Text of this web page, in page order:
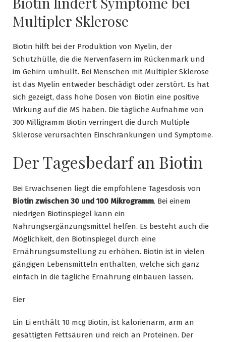
Multipler Sklerose
Biotin hilft bei der Produktion von Myelin, der
Schutzhülle, die die Nervenfasern im Rückenmark und
im Gehirn umhüllt. Bei Menschen mit Multipler Sklerose
ist das Myelin entweder beschädigt oder zerstört. Es hat
sich gezeigt, dass hohe Dosen von Biotin eine positive
Wirkung auf die MS haben. Die tägliche Aufnahme von
300 Milligramm Biotin verringert die durch Multiple
Sklerose verursachten Einschränkungen und Symptome.
Der Tagesbedarf an Biotin
Bei Erwachsenen liegt die empfohlene Tagesdosis von
Biotin zwischen 30 und 100 Mikrogramm. Bei einem
niedrigen Biotinspiegel kann ein
Nahrungsergänzungsmittel helfen. Es besteht auch die
Möglichkeit, den Biotinspiegel durch eine
Ernährungsumstellung zu erhöhen. Biotin ist in vielen
gängigen Lebensmitteln enthalten, welche sich ganz
einfach in die tägliche Ernährung einbauen lassen.
Eier
Ein Ei enthält 10 mcg Biotin, ist kalorienarm, arm an
gesättigten Fettsäuren und reich an Proteinen. Der